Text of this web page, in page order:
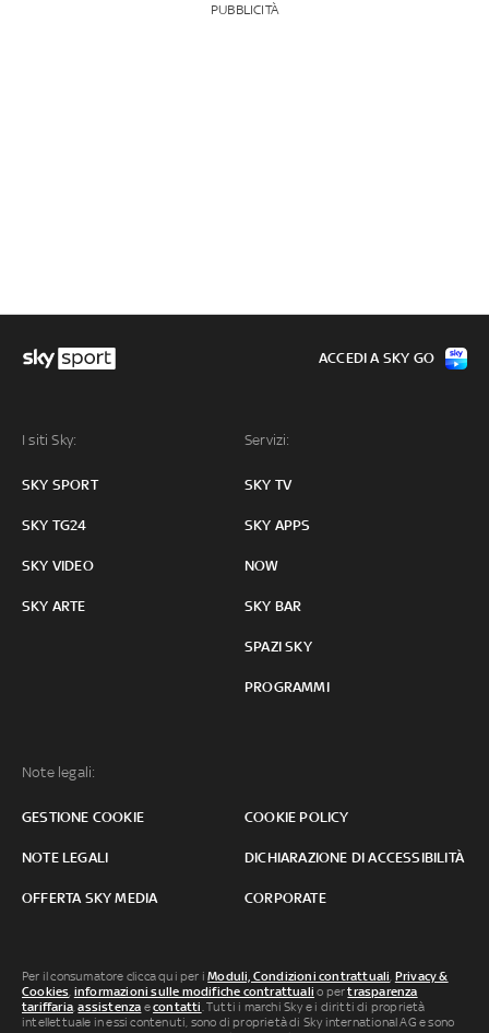
PUBBLICITÀ
I siti Sky:
SKY SPORT
SKY TG24
SKY VIDEO
SKY ARTE
Servizi:
SKY TV
SKY APPS
NOW
SKY BAR
SPAZI SKY
PROGRAMMI
Note legali:
GESTIONE COOKIE COOKIE POLICY
NOTE LEGALI DICHIARAZIONE DI ACCESSIBILITÀ
OFFERTA SKY MEDIA CORPORATE
ACCEDI A SKY GO
Per il consumatore clicca qui per iModuli, Condizioni contrattuali Privacy &
Cookies informazioni sulle modifiche contrattuali o pertrasparenza
tariffaria ,assistenza econtatti . Tutti i marchi Sky e i diritti di proprietà
intellettuale in essi contenuti, sono di proprietà di Sky international AG e sono